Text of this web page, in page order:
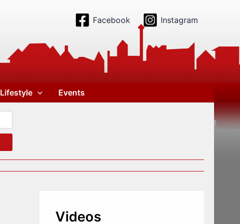
Facebook Instagram
Lifestyle Events
Videos